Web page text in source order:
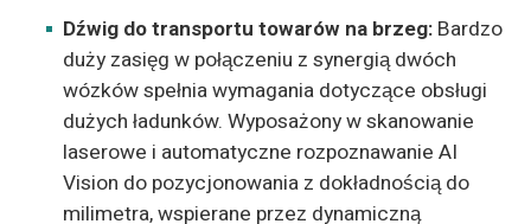
Dźwig do transportu towarów na brzeg: Bardzo
duży zasięg w połączeniu z synergią dwóch
wózków spełnia wymagania dotyczące obsługi
dużych ładunków. Wyposażony w skanowanie
laserowe i automatyczne rozpoznawanie AI
Vision do pozycjonowania z dokładnością do
milimetra, wspierane przez dynamiczną